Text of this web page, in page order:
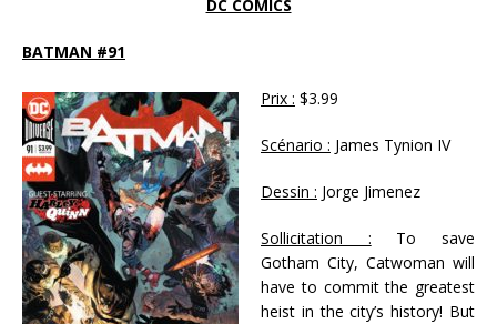
DC COMICS
BATMAN #91
Prix : $3.99
Scénario : James Tynion IV
Dessin : Jorge Jimenez
Sollicitation : To save
Gotham City, Catwoman will
have to commit the greatest
heist in the city’s history! But